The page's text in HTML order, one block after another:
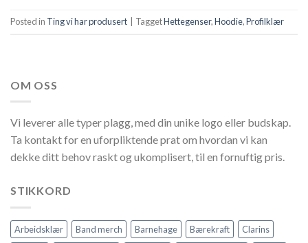
Posted in Ting vi har produsert TaggetHettegenser,Hoodie,Profilklær
OM OSS
Vi leverer alle typer plagg, med din unike logo eller budskap.
Ta kontakt for en uforpliktende prat om hvordan vi kan
dekke ditt behov raskt og ukomplisert, til en fornuftig pris.
STIKKORD
Arbeidsklær Band merch Barnehage Bærekraft
Clarins